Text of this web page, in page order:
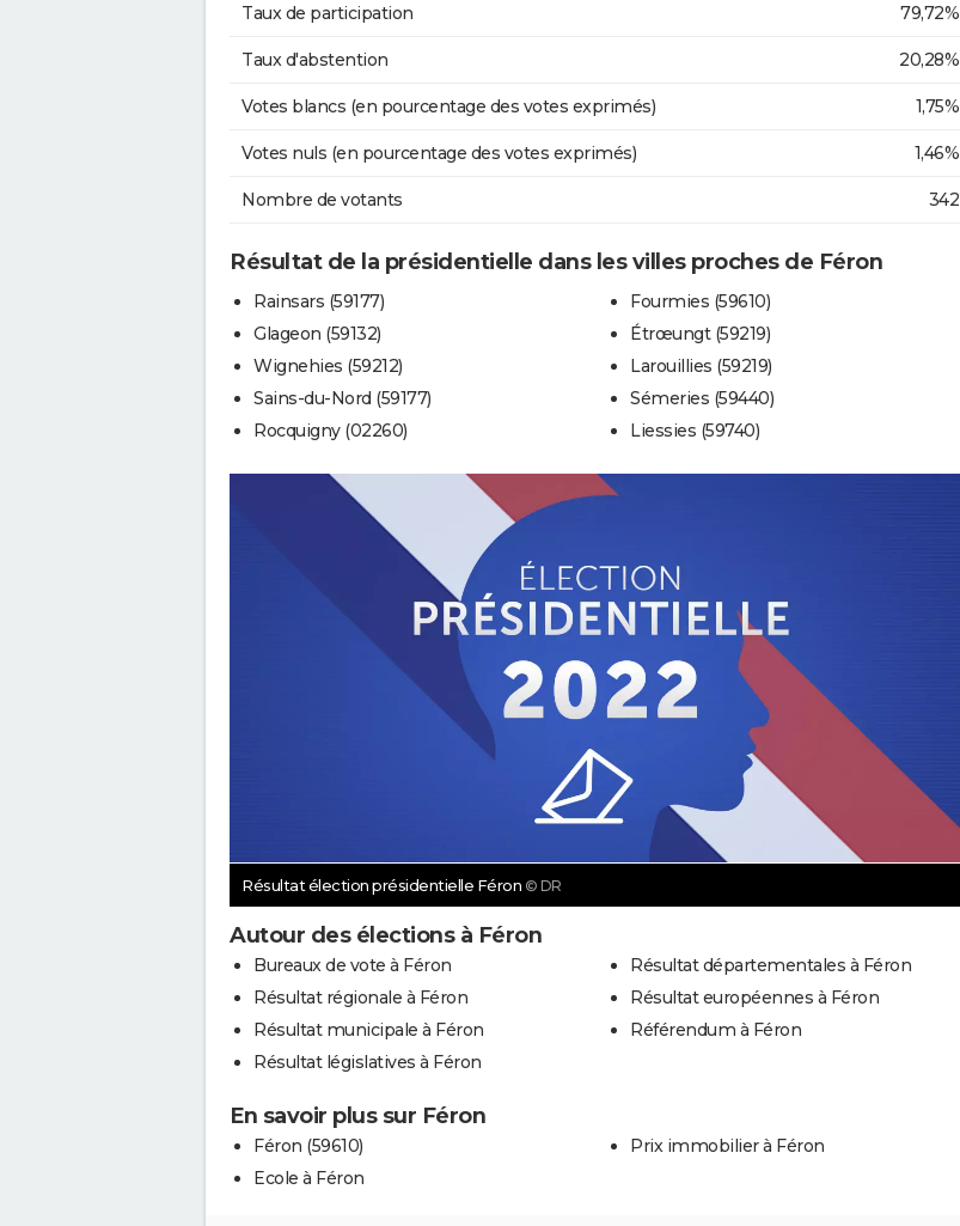
Taux de participation 79,72%
Taux d'abstention 20,28%
Votes blancs (en pourcentage des votes exprimés) 1,75%
Votes nuls (en pourcentage des votes exprimés) 1,46%
Nombre de votants 342
Résultat de la présidentielle dans les villes proches de Féron
Rainsars (59177)
Glageon (59132)
Wignehies (59212)
Sains-du-Nord (59177)
Rocquigny (02260)
Fourmies (59610)
Étrœungt (59219)
Larouillies (59219)
Sémeries (59440)
Liessies (59740)
Résultat élection présidentielle Féron © DR
Autour des élections à Féron
Bureaux de vote à Féron
Résultat régionale à Féron
Résultat municipale à Féron
Résultat législatives à Féron
Résultat départementales à Féron
Résultat européennes à Féron
Référendum à Féron
En savoir plus sur Féron
Féron (59610)
Ecole à Féron
Prix immobilier à Féron